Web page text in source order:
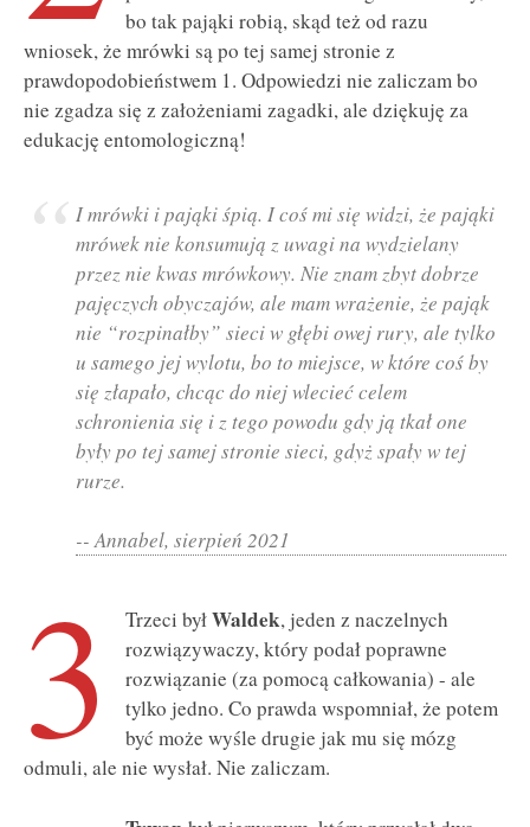
bo tak pająki robią, skąd też od razu
wniosek, że mrówki są po tej samej stronie z
prawdopodobieństwem 1. Odpowiedzi nie zaliczam bo
nie zgadza się z założeniami zagadki, ale dziękuję za
edukację entomologiczną!
I mrówki i pająki śpią. I coś mi się widzi, że pająki
mrówek nie konsumują z uwagi na wydzielany
przez nie kwas mrówkowy. Nie znam zbyt dobrze
pajęczych obyczajów, ale mam wrażenie, że pająk
nie “rozpinałby” sieci w głębi owej rury, ale tylko
u samego jej wylotu, bo to miejsce, w które coś by
się złapało, chcąc do niej wlecieć celem
schronienia się i z tego powodu gdy ją tkał one
były po tej samej stronie sieci, gdyż spały w tej
rurze.
-- Annabel, sierpień 2021
3 Trzeci byłWaldek, jeden z naczelnych
rozwiązywaczy, który podał poprawne
rozwiązanie (za pomocą całkowania) - ale
tylko jedno. Co prawda wspomniał, że potem
być może wyśle drugie jak mu się mózg
odmuli, ale nie wysłał. Nie zaliczam.